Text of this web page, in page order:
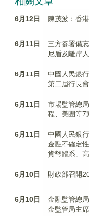
6月12日 陳茂波：香
6月11日
三方簽署備
尼盾及離岸
6月11日
中國人民銀
第二屆行長會
6月11日
市場監管總
程、美團等7
6月11日
中國人民銀
金融不確定
貨幣體系」
6月10日 財政部召開
6月10日
金融監管總
金監管局主